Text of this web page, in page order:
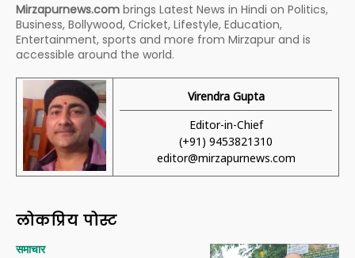
Mirzapurnews.com brings Latest News in Hindi on Politics,
Business, Bollywood, Cricket, Lifestyle, Education,
Entertainment, sports and more from Mirzapur and is
accessible around the world.
Virendra Gupta
Editor-in-Chief
(+91) 9453821310
editor@mirzapurnews.com
लोकप्रिय पोस्ट
समाचार